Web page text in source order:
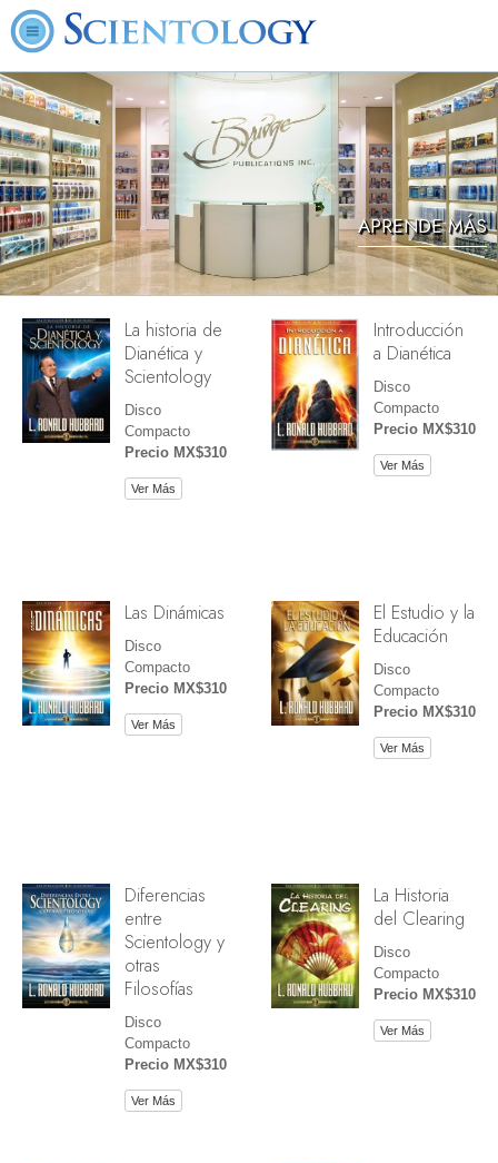
APRENDE MÁS
La historia de
Dianética y
Scientology
Disco
Compacto
Precio MX$310
Ver Más
Introducción
a Dianética
Disco
Compacto
Precio MX$310
Ver Más
Las Dinámicas
Disco
Compacto
Precio MX$310
Ver Más
El Estudio y la
Educación
Disco
Compacto
Precio MX$310
Ver Más
Diferencias
entre
Scientology y
otras
Filosofías
Disco
Compacto
Precio MX$310
Ver Más
La Historia
del Clearing
Disco
Compacto
Precio MX$310
Ver Más